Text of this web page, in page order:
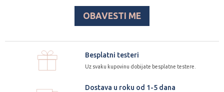
OBAVESTI ME
Besplatni testeri
Uz svaku kupovinu dobijate besplatne testere.
Dostava u roku od 1-5 dana